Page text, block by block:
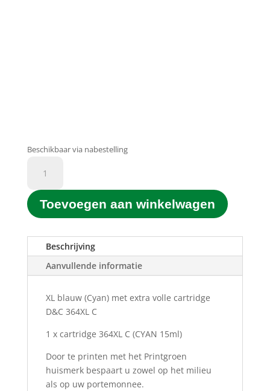
Beschikbaar via nabestelling
Printgroen®
huismerk
364XL
C
(Cyan)
(15ML)
aantal
Toevoegen aan winkelwagen
Beschrijving
Aanvullende informatie
XL blauw (Cyan) met extra volle cartridge
D&C 364XL C
1 x cartridge 364XL C (CYAN 15ml)
Door te printen met het Printgroen
huismerk bespaart u zowel op het milieu
als op uw portemonnee.